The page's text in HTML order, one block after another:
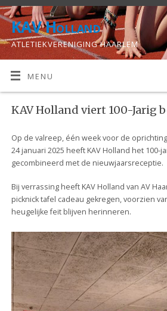
KAV Holland
ATLETIEKVERENIGING HAARLEM
MENU
KAV Holland viert 100-Jarig
Op de valreep, één week voor de
24 januari 2025 heeft KAV Holland het 100-
gecombineerd met de nieuwjaarsreceptie.
Bij verrassing heeft KAV Holland van AV
picknick tafel cadeau gekregen, voorzien
heugelijke feit blijven herinneren.